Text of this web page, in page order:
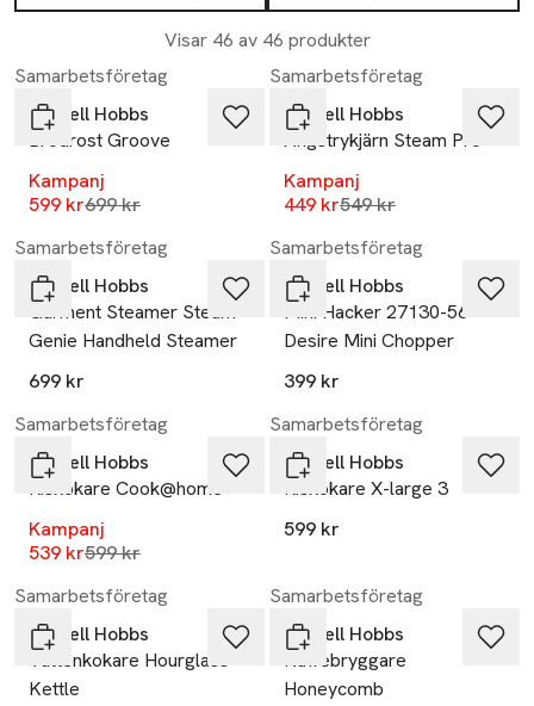
Visar 46 av 46 produkter
Samarbetsföretag
Russell Hobbs
Brödrost Groove
Kampanj
599 krLägsta pris 30 dagar
699 kr
Samarbetsföretag
Russell Hobbs
Ångstrykjärn Steam Pro
Kampanj
449 krLägsta pris 30 dagar
549 kr
Samarbetsföretag
Russell Hobbs
Garment Steamer Steam
Genie Handheld Steamer
699 kr
Samarbetsföretag
Russell Hobbs
Mini Hacker 27130-56
Desire Mini Chopper
399 kr
Samarbetsföretag
Russell Hobbs
Riskokare Cook@home
Kampanj
539 krLägsta pris 30 dagar
599 kr
Samarbetsföretag
Russell Hobbs
Riskokare X-large 3
599 kr
Samarbetsföretag
Russell Hobbs
Vattenkokare Hourglass
Kettle
Samarbetsföretag
Russell Hobbs
Kaffebryggare
Honeycomb